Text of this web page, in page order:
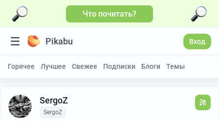
Что почитать?
Pikabu Вход
Горячее Лучшее Свежее Подписки Блоги Темы
SergoZ
SergoZ